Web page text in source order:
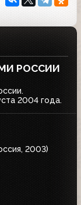
РОССИИ
2004 года.
2003)